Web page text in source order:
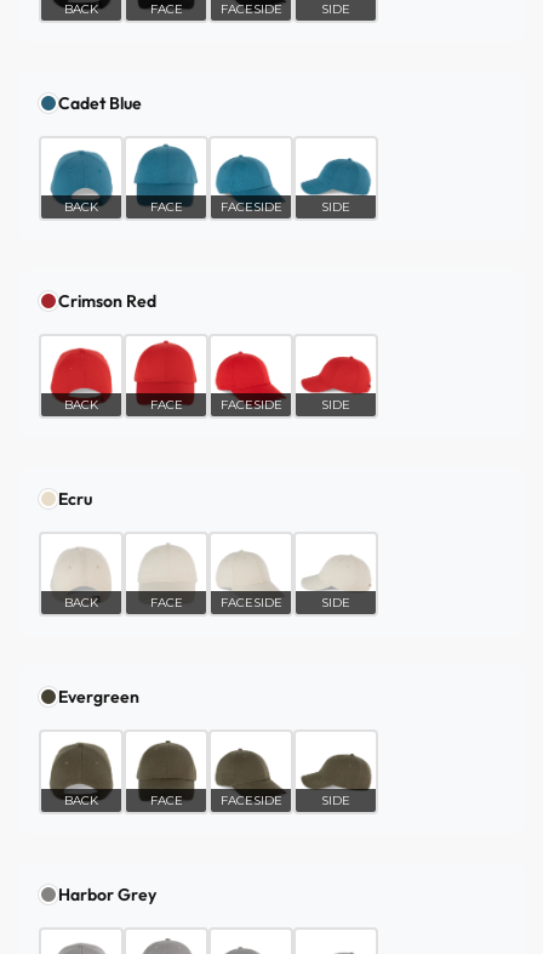
BACK FACE FACESIDE SIDE
Cadet Blue
BACK FACE FACESIDE SIDE
Crimson Red
BACK FACE FACESIDE SIDE
Ecru
BACK FACE FACESIDE SIDE
Evergreen
BACK FACE FACESIDE SIDE
Harbor Grey